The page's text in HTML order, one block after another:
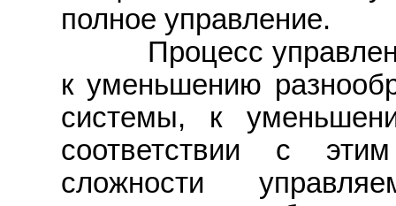
полное управление.
Процесс
к уменьшению
системы, к
соответствии с
сложности